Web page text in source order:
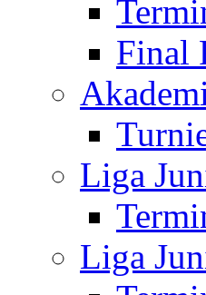
Final
Liga
Liga